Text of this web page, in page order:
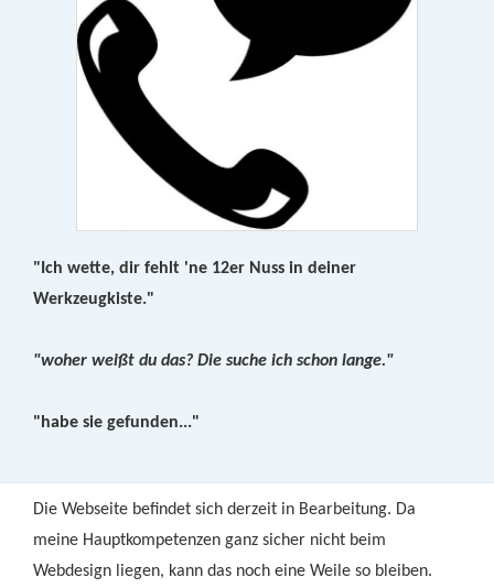
"Ich wette, dir fehlt 'ne 12er Nuss in deiner
Werkzeugkiste."
"woher weißt du das? Die suche ich schon lange."
"habe sie gefunden..."
Die Webseite befindet sich derzeit in Bearbeitung. Da
meine Hauptkompetenzen ganz sicher nicht beim
Webdesign liegen, kann das noch eine Weile so bleiben.